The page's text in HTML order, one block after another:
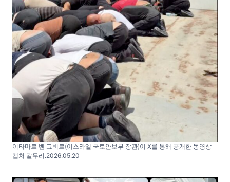
이타마르 벤 그비르(이스라엘 국토안보부 장관)이 X를 통해 공개한 동영상
캡처 갈무리.2026.05.20